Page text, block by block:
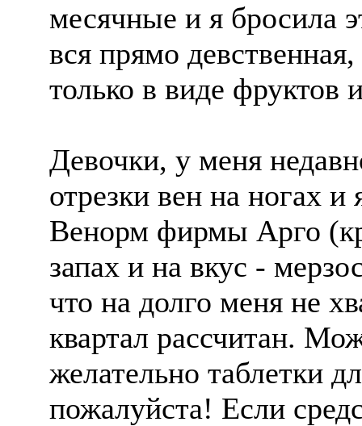
месячные и я бросила
вся прямо
только в виде фруктов
Девочки, у меня
отрезки вен на ногах
Венорм фирмы Арго
запах и на вкус -
что на долго меня не
квартал рассчитан.
желательно таблетки
пожалуйста! Если